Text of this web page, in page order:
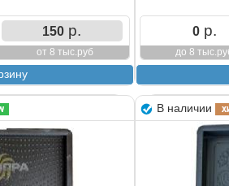
150 р.
от 8 тыс.руб
0р.
до 8
В наличии